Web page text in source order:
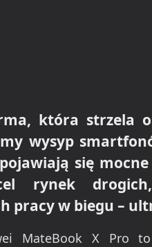
która strzela
wysyp
się
rynek
pracy w biegu –
MateBook X Pro